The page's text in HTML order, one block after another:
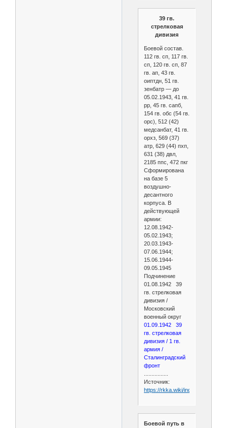
39 гв.
стрелковая
дивизия
Боевой состав.
112 гв. сп, 117 гв.
сп, 120 гв. сп, 87
гв. ап, 43 гв.
оиптдн, 51 гв.
зенбатр — до
05.02.1943, 41 гв.
рр, 45 гв. сапб,
154 гв. обс (54 гв.
орс), 512 (42)
медсанбат, 41 гв.
орхз, 569 (37)
атр, 629 (44) пхп,
631 (38) двл,
2185 ппс, 472 пкг
Сформирована
на базе 5
воздушно-
десантного
корпуса. В
действующей
армии:
12.08.1942-
05.02.1943;
20.03.1943-
07.06.1944;
15.06.1944-
09.05.1945
Подчинение
01.08.1942 39
гв. стрелковая
дивизия /
Московский
военный округ
01.09.1942 39
гв. стрелковая
дивизия / 1 гв.
армия /
Сталинградский
фронт
Источник:
https://rkka.wiki/index.php/
Боевой путь в